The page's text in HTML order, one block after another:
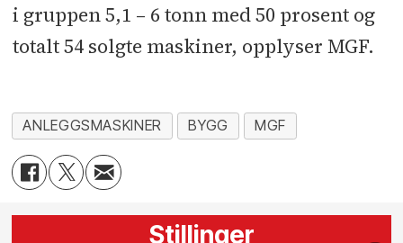
i gruppen 5,1 – 6 tonn med 50 prosent og
totalt 54 solgte maskiner, opplyser MGF.
ANLEGGSMASKINER BYGG MGF
Stillinger